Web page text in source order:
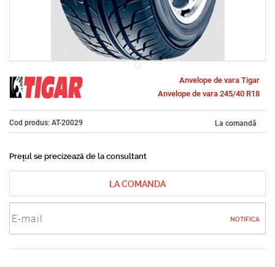
Anvelope de vara Tigar
Anvelope de vara 245/40 R18
Cod produs: AT-20029 La comandă
Prețul se precizează de la consultant
LA COMANDA
NOTIFICA